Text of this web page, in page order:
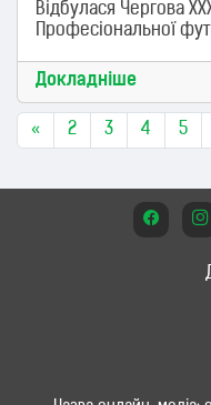
Відбулася Чергова
Професіональної
Докладніше
« 2 3 4 5